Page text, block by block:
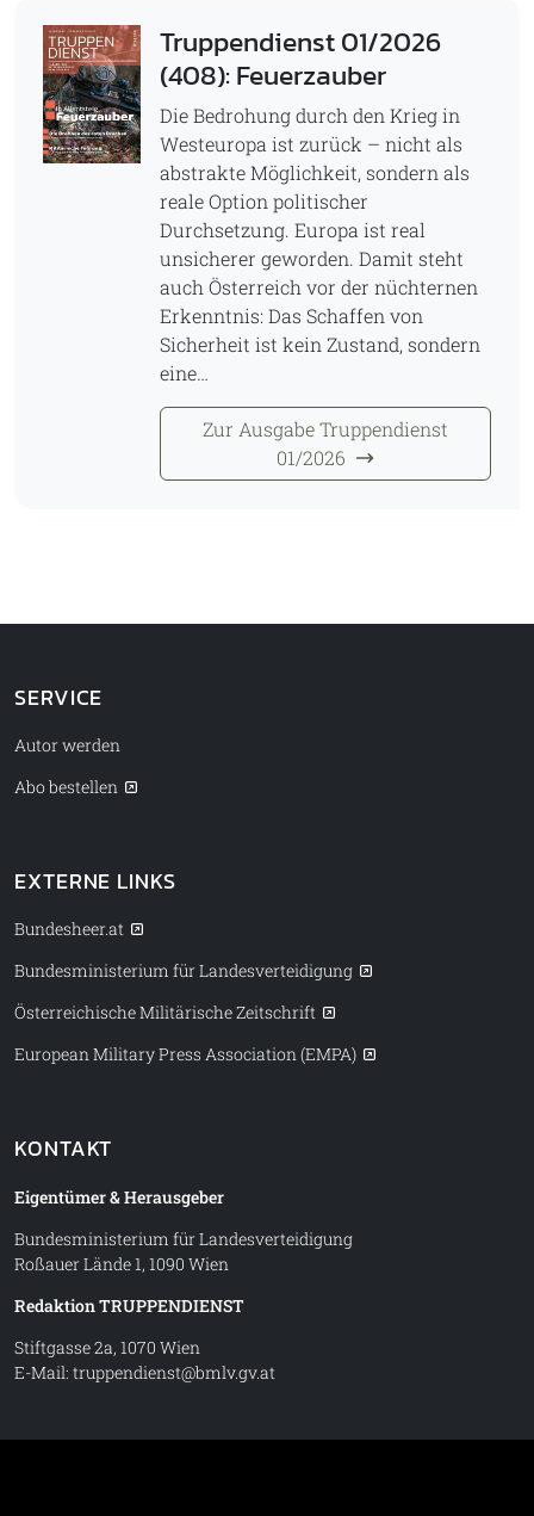
Truppendienst 01/2026
(408): Feuerzauber
Die Bedrohung durch den Krieg in
Westeuropa ist zurück – nicht als
abstrakte Möglichkeit, sondern als
reale Option politischer
Durchsetzung. Europa ist real
unsicherer geworden. Damit steht
auch Österreich vor der nüchternen
Erkenntnis: Das Schaffen von
Sicherheit ist kein Zustand, sondern
eine…
Zur Ausgabe Truppendienst
01/2026
SERVICE
Autor werden
Abo bestellen
EXTERNE LINKS
Bundesheer.at
Bundesministerium für Landesverteidigung
Österreichische Militärische Zeitschrift
European Military Press Association (EMPA)
KONTAKT
Eigentümer & Herausgeber
Bundesministerium für Landesverteidigung
Roßauer Lände 1, 1090 Wien
Redaktion TRUPPENDIENST
Stiftgasse 2a, 1070 Wien
E-Mail: truppendienst@bmlv.gv.at